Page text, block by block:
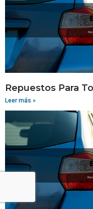
Repuestos Para
Leer más »